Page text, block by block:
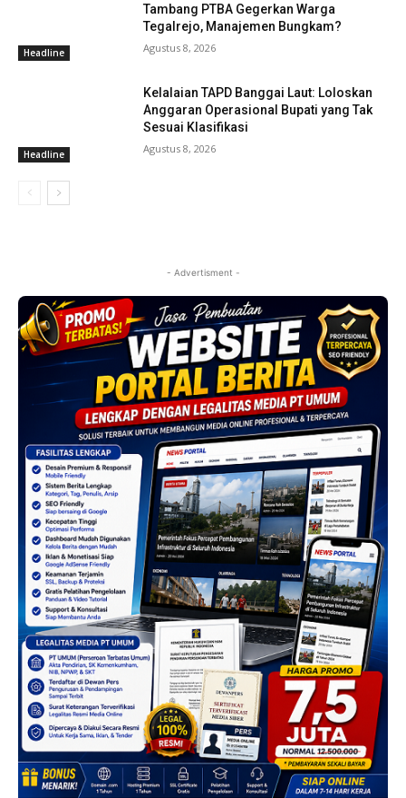
Headline
Tambang PTBA Gegerkan Warga
Tegalrejo, Manajemen Bungkam?
Agustus 8, 2026
Headline
Kelalaian TAPD Banggai Laut: Loloskan
Anggaran Operasional Bupati yang Tak
Sesuai Klasifikasi
Agustus 8, 2026
- Advertisment -